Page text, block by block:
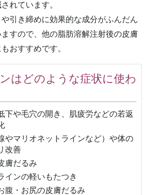
れています。
引き締めに効果的な成分がふんだん
すので、他の脂肪溶解注射後の皮膚
おすすめです。
はどのような症状に使わ
下や毛穴の開き、肌疲労などの若返
やマリオネットラインなど）や体の
改善
膚だるみ
インの軽いもたつき
腹・お尻の皮膚だるみ